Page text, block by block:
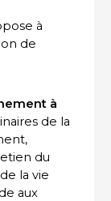
à
de
à
de la
du
la vie
aux